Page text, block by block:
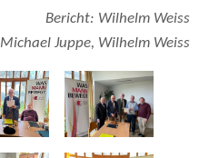
Bericht: Wilhelm Weiss
Michael Juppe, Wilhelm Weiss